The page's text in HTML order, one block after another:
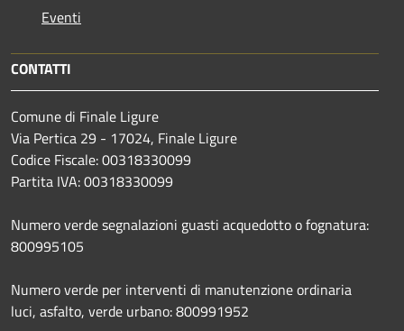
Eventi
CONTATTI
Comune di Finale Ligure
Via Pertica 29 - 17024, Finale Ligure
Codice Fiscale: 00318330099
Partita IVA: 00318330099
Numero verde segnalazioni guasti acquedotto o fognatura:
800995105
Numero verde per interventi di manutenzione ordinaria
luci, asfalto, verde urbano: 800991952